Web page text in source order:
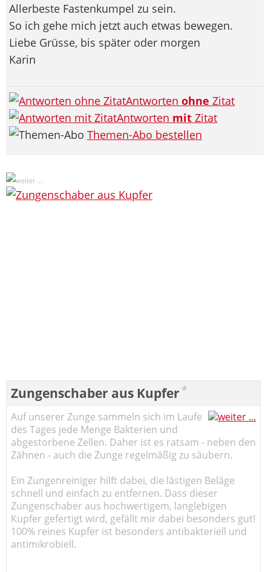
Allerbeste Fastenkumpel zu sein.
So ich gehe mich jetzt auch etwas bewegen.
Liebe Grüsse, bis später oder morgen
Karin
Antworten ohne Zitat
Antworten mit Zitat
Themen-Abo bestellen
Zungenschaber aus Kupfer *
Auf unserer Zunge sammeln sich im Laufe
des Tages jede Menge Bakterien und
abgestorbene Zellen. Daher ist es ratsam - neben den
Zähnen - auch die Zunge regelmäßig zu säubern.
Ein Zungenreiniger hilft dabei, die lästigen Beläge
schnell und einfach zu entfernen. Dass dieser
Zungenschaber aus hochwertigem, langlebigen
Kupfer gefertigt wird, gefällt mir dabei besonders gut!
100% reines Kupfer ist besonders antibakteriell und
antimikrobiell.